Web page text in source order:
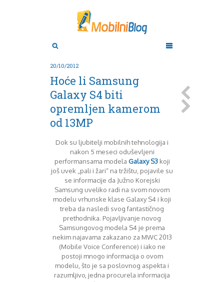
Android
HTC
Lenovo
LG
Motorola
Nokia
Pitamo stručnjake
Prikaz modela
Sony
Testovi modela
Upoređivanje modela
Windows Phone
Zanimljivosti
Novembar 2011
April 2012
August 2012
Septembar 2012
Oktobar 2012
Novembar 2012
Decembar 2012
Januar 2013
Mart 2013
April 2013
Maj 2013
Juni 2013
Juli 2013
20/10/2012
Hoće li Samsung
Galaxy S4 biti
opremljen kamerom
od 13MP
Dok su ljubitelji mobilnih tehnologija i
nakon 5 meseci oduševljeni
performansama modela Galaxy S3koji
još uvek „pali i žari“ na tržištu, pojavile su
se informacije da Južno Korejski
Samsung uveliko radi na svom novom
modelu vrhunske klase Galaxy S4 i koji
treba da nasledi svog fantastičnog
prethodnika. Pojavljivanje novog
Samsungovog modela S4 je prema
nekim najavama zakazano za MWC 2013
(Mobile Voice Conference) i iako ne
postoji mnogo informacija o ovom
modelu, što je sa poslovnog aspekta i
razumljivo, jedna procurela informacija